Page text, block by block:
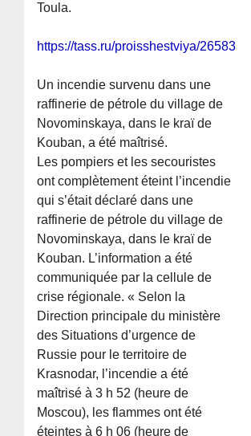
Toula.
https://tass.ru/proisshestviya/26583311
Un incendie survenu dans une
raffinerie de pétrole du village de
Novominskaya, dans le kraï de
Kouban, a été maîtrisé.
Les pompiers et les secouristes
ont complètement éteint l’incendie
qui s’était déclaré dans une
raffinerie de pétrole du village de
Novominskaya, dans le kraï de
Kouban. L’information a été
communiquée par la cellule de
crise régionale. « Selon la
Direction principale du ministère
des Situations d’urgence de
Russie pour le territoire de
Krasnodar, l’incendie a été
maîtrisé à 3 h 52 (heure de
Moscou), les flammes ont été
éteintes à 6 h 06 (heure de